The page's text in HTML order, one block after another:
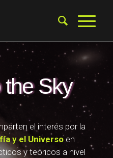
the Sky
el interés por la
y el Universo en
y teóricos a nivel